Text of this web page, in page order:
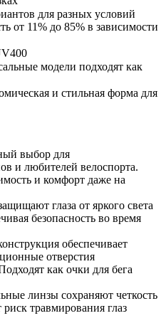
для разных условий
от 11% до 85% в зависимости
модели подходят как
и стильная форма для
выбор для
и любителей велоспорта.
и комфорт даже на
глаза от яркого света
безопасность во время
обеспечивает
отверстия
как очки для бега
линзы сохраняют четкость
травмирования глаз